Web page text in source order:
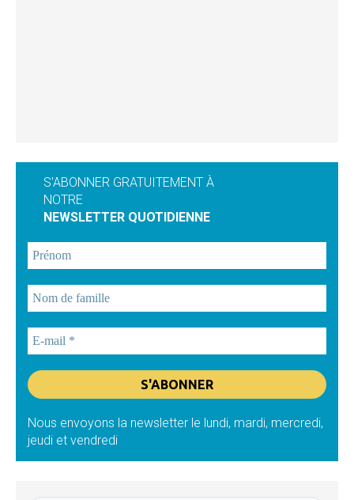
S'ABONNER GRATUITEMENT À
NOTRE
NEWSLETTER QUOTIDIENNE
Nous envoyons la newsletter le lundi, mardi, mercredi,
jeudi et vendredi